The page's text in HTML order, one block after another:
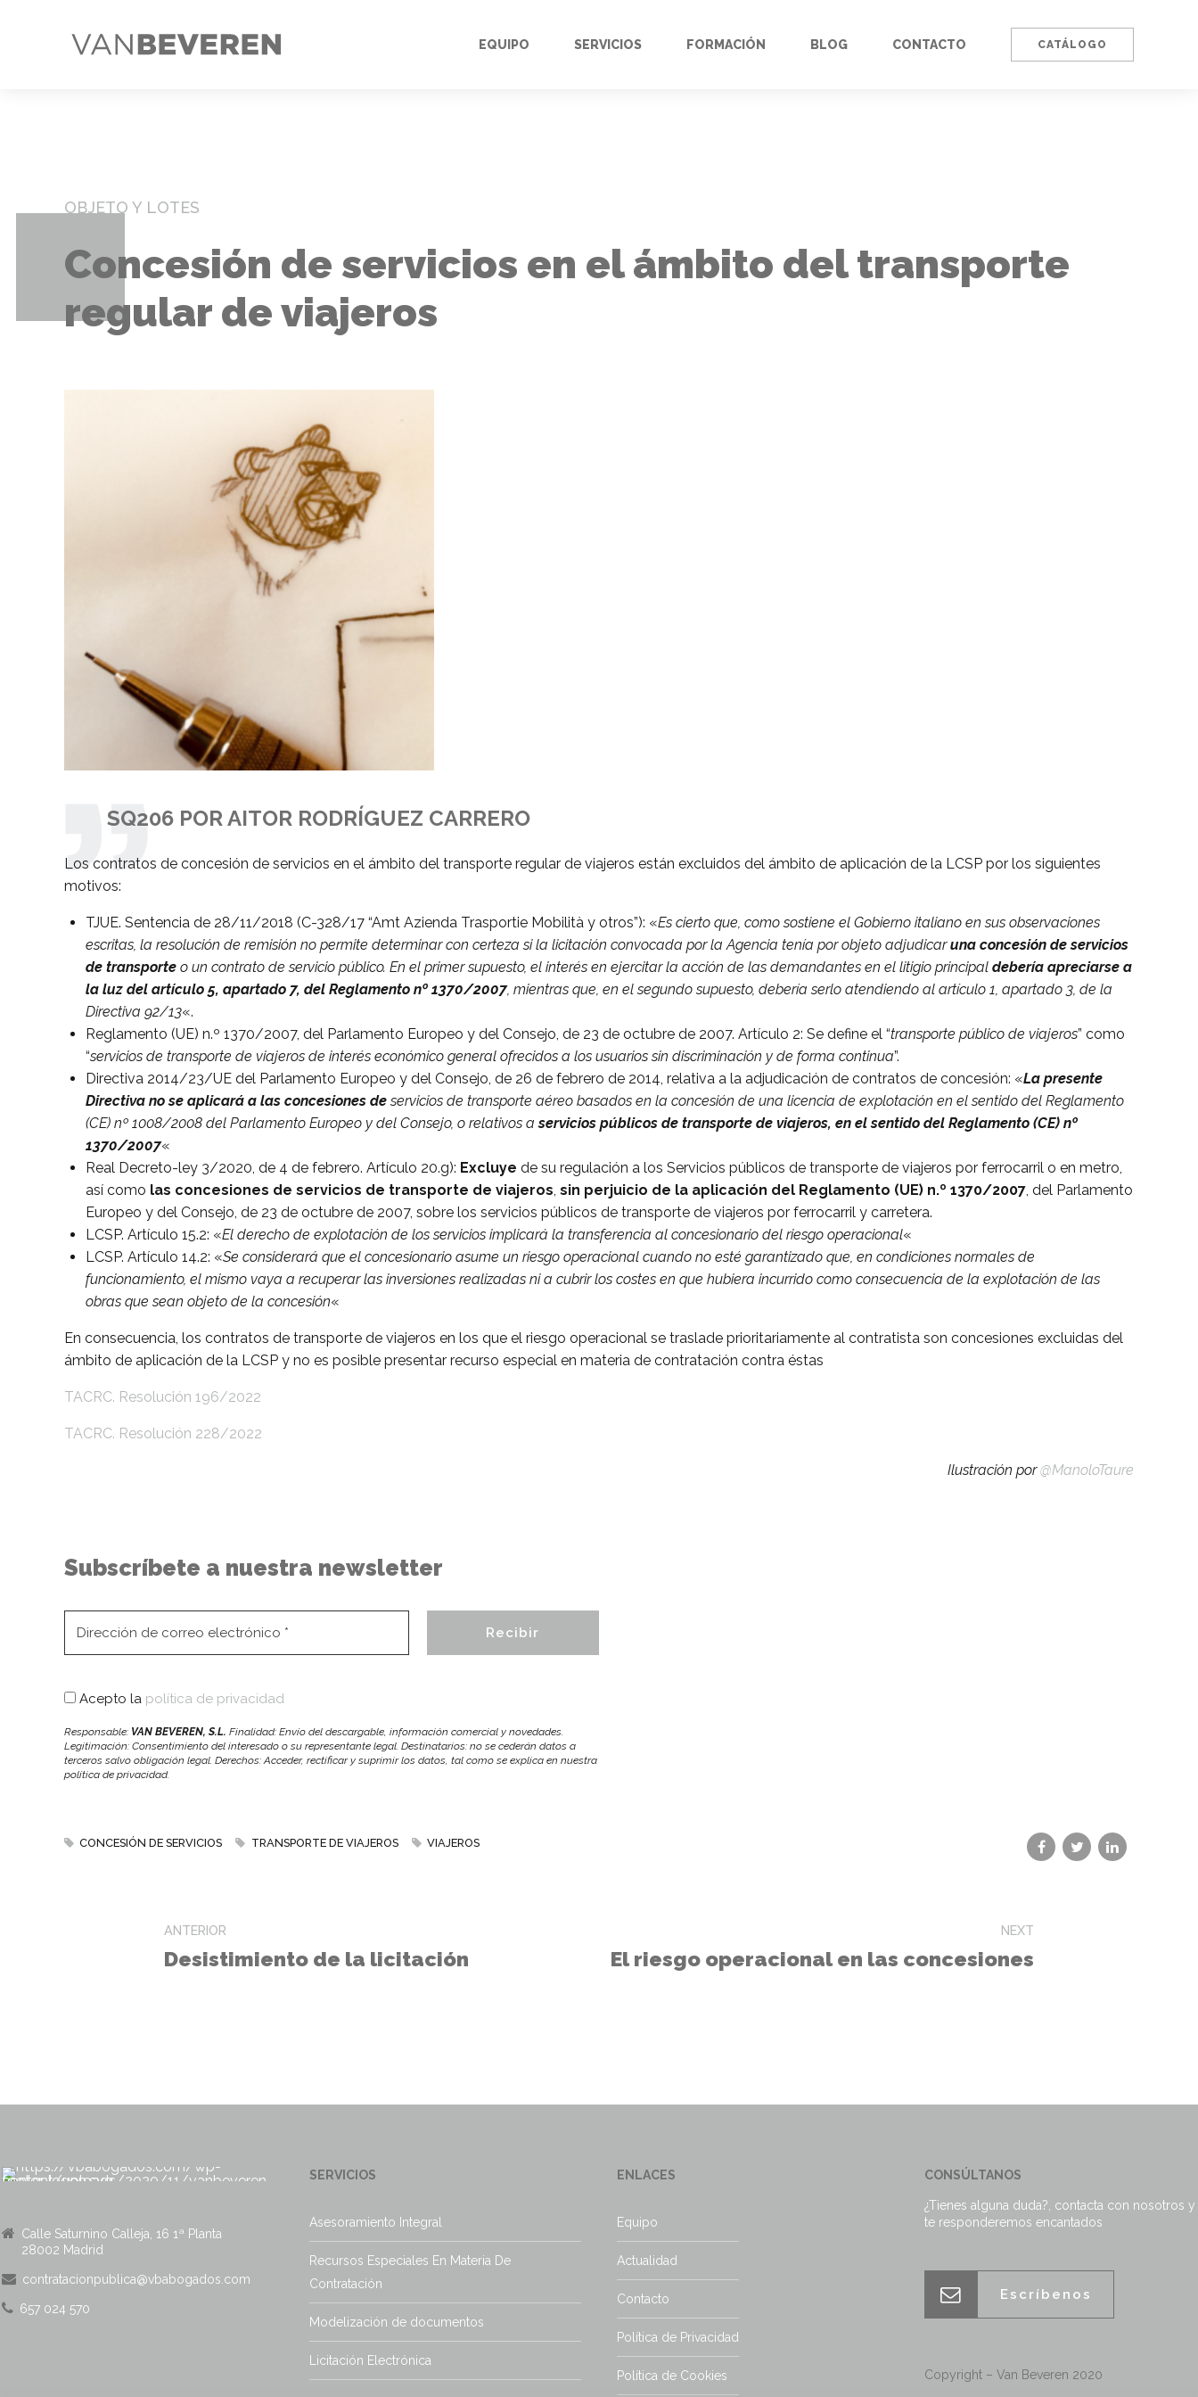
CATÁLOGO
EQUIPO SERVICIOS FORMACIÓN BLOG CONTACTO
OBJETO Y LOTES
Concesión de servicios en el ámbito del transporte
regular de viajeros
SQ206 POR AITOR RODRÍGUEZ CARRERO
Los contratos de concesión de servicios en el ámbito del transporte regular de viajeros están excluidos del ámbito de aplicación de la LCSP por los siguientes
motivos:
TJUE. Sentencia de 28/11/2018 (C-328/17 “Amt Azienda Trasportie Mobilità y otros”): «Es cierto que, como sostiene el Gobierno italiano en sus observaciones
escritas, la resolución de remisión no permite determinar con certeza si la licitación convocada por la Agencia tenía por objeto adjudicaruna concesión de servicios
de transporte o un contrato de servicio público. En el primer supuesto, el interés en ejercitar la acción de las demandantes en el litigio principal debería apreciarse a
la luz del artículo 5, apartado 7, del Reglamento nº 1370/2007, mientras que, en el segundo supuesto, debería serlo atendiendo al artículo 1, apartado 3, de la
Directiva 92/13«.
Reglamento (UE) n.º 1370/2007, del Parlamento Europeo y del Consejo, de 23 de octubre de 2007. Artículo 2: Se define el “transporte público de viajeros” como
“servicios de transporte de viajeros de interés económico general ofrecidos a los usuarios sin discriminación y de forma continua”.
Directiva 2014/23/UE del Parlamento Europeo y del Consejo, de 26 de febrero de 2014, relativa a la adjudicación de contratos de concesión: «La presente
Directiva no se aplicará a las concesiones deservicios de transporte aéreo basados en la concesión de una licencia de explotación en el sentido del Reglamento
(CE) nº 1008/2008 del Parlamento Europeo y del Consejo, o relativos aservicios públicos de transporte de viajeros, en el sentido del Reglamento (CE) nº
1370/2007«
Real Decreto-ley 3/2020, de 4 de febrero. Artículo 20.g): Excluye de su regulación a los Servicios públicos de transporte de viajeros por ferrocarril o en metro,
así como las concesiones de servicios de transporte de viajeros, sin perjuicio de la aplicación del Reglamento (UE) n.º 1370/2007, del Parlamento
Europeo y del Consejo, de 23 de octubre de 2007, sobre los servicios públicos de transporte de viajeros por ferrocarril y carretera.
LCSP. Artículo 15.2: «El derecho de explotación de los servicios implicará la transferencia al concesionario del riesgo operacional«
LCSP. Artículo 14.2: «Se considerará que el concesionario asume un riesgo operacional cuando no esté garantizado que, en condiciones normales de
funcionamiento, el mismo vaya a recuperar las inversiones realizadas ni a cubrir los costes en que hubiera incurrido como consecuencia de la explotación de las
obras que sean objeto de la concesión«
En consecuencia, los contratos de transporte de viajeros en los que el riesgo operacional se traslade prioritariamente al contratista son concesiones excluidas del
ámbito de aplicación de la LCSP y no es posible presentar recurso especial en materia de contratación contra éstas
TACRC. Resolución 196/2022
TACRC. Resolución 228/2022
Ilustración por@ManoloTaure
Subscríbete a nuestra newsletter
Acepto la política de privacidad
Responsable: VAN BEVEREN, S.L. Finalidad: Envío del descargable, información comercial y novedades.
Legitimación: Consentimiento del interesado o su representante legal. Destinatarios: no se cederán datos a
terceros salvo obligación legal. Derechos: Acceder, rectificar y suprimir los datos, tal como se explica en nuestra
política de privacidad.
CONCESIÓN DE SERVICIOS TRANSPORTE DE VIAJEROS VIAJEROS
ANTERIOR
Desistimiento de la licitación
NEXT
El riesgo operacional en las concesiones
Calle Saturnino Calleja, 16 1ª Planta
28002 Madrid
contratacionpublica@vbabogados.com
657 024 570
SERVICIOS
Asesoramiento Integral
Recursos Especiales En Materia De
Contratación
Modelización de documentos
Licitación Electrónica
ENLACES
Equipo
Actualidad
Contacto
Política de Privacidad
Política de Cookies
CONSÚLTANOS
¿Tienes alguna duda?, contacta con nosotros y
te responderemos encantados
Escríbenos
Copyright – Van Beveren 2020